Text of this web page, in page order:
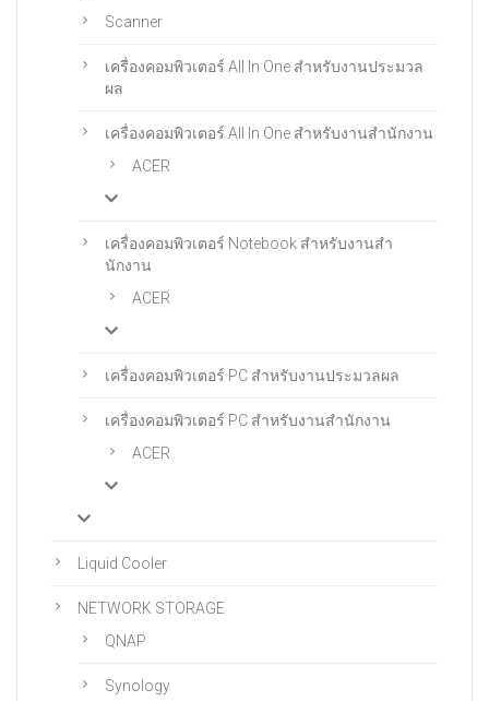
Scanner
เครื่องคอมพิวเตอร์ All In One สําหรับงานประมวล
ผล
เครื่องคอมพิวเตอร์ All In One สําหรับงานสํานักงาน
ACER
เครื่องคอมพิวเตอร์ Notebook สําหรับงานสํา
นักงาน
ACER
เครื่องคอมพิวเตอร์ PC สำหรับงานประมวลผล
เครื่องคอมพิวเตอร์ PC สําหรับงานสํานักงาน
ACER
Liquid Cooler
NETWORK STORAGE
QNAP
Synology